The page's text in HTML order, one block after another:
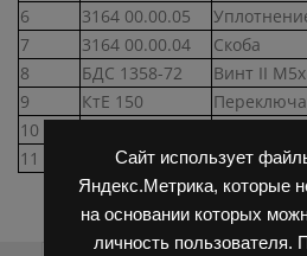
Сайт использует
Яндекс.Метрика, которые
на основании которых
личность пользователя.
6
3164 00.00.05
7
3164 00.00.04 Скоба
8
БДС 1358-72 Винт II
9
КтЕ 150
10
11
3164 00.00.07 Шайба